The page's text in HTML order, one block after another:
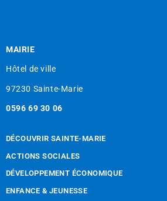
MAIRIE
Hôtel de ville
97230 Sainte-Marie
0596 69 30 06
DÉCOUVRIR SAINTE-MARIE
ACTIONS SOCIALES
DÉVELOPPEMENT ÉCONOMIQUE
ENFANCE & JEUNESSE